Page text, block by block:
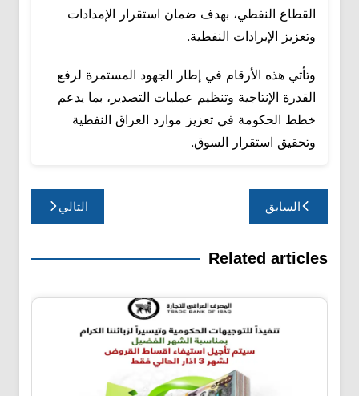
القطاع النفطي، بهدف ضمان استقرار الإمدادات
وتعزيز الإيرادات النفطية.
وتأتي هذه الأرقام في إطار الجهود المستمرة لرفع
القدرة الإنتاجية وتنظيم عمليات التصدير، بما يدعم
خطط الحكومة في تعزيز موارد العراق النفطية
وتحقيق استقرار السوق.
تصفّح
المقالات
السابق التالي
Related articles